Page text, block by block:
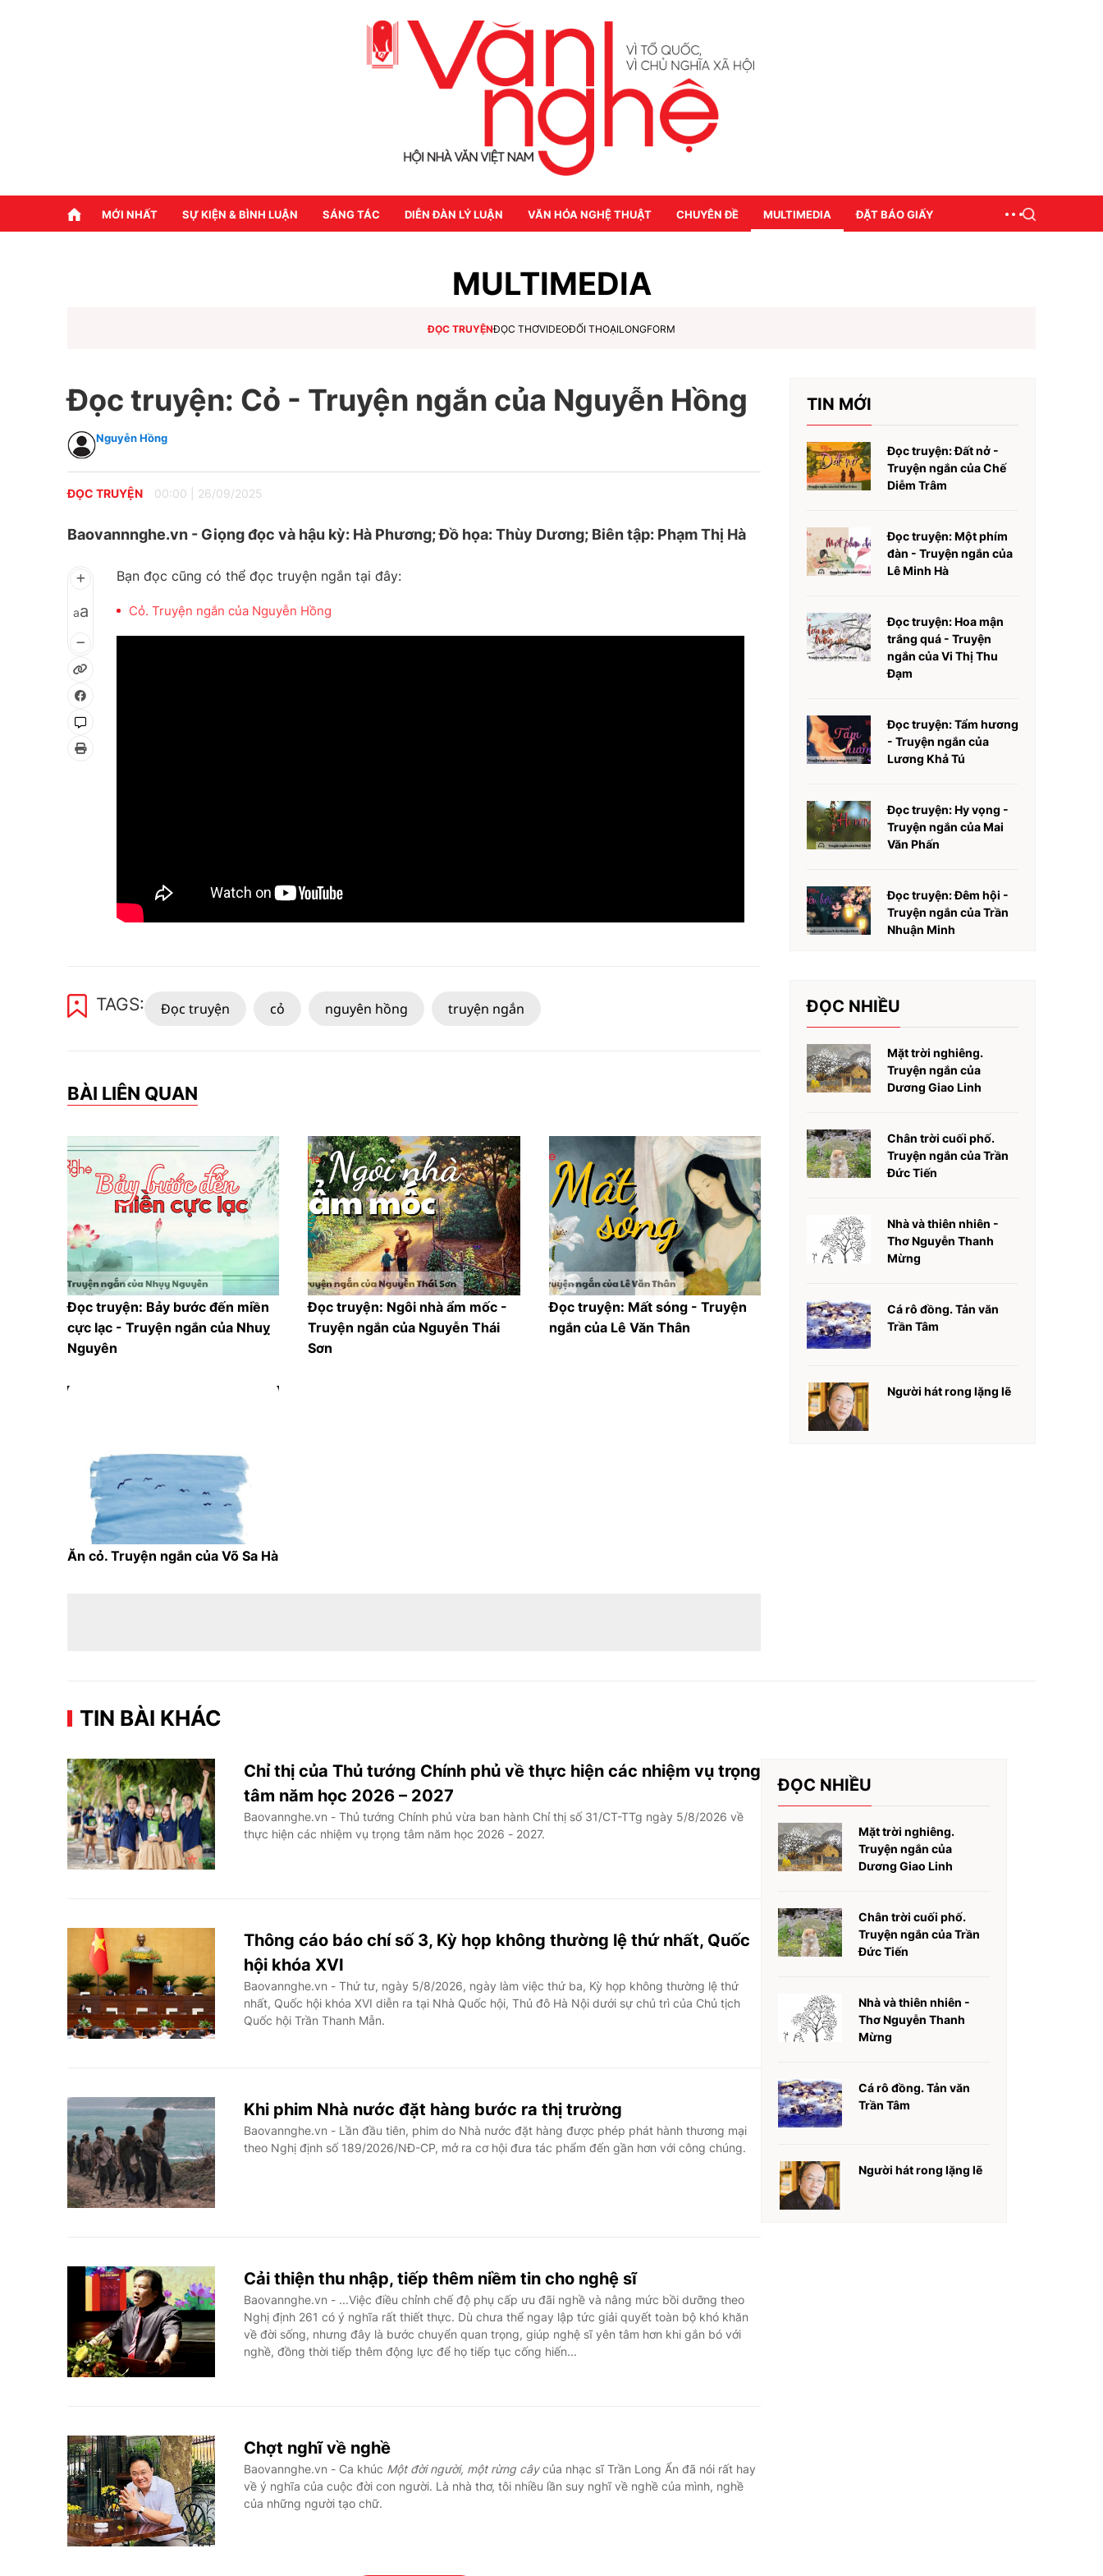
MỚI NHẤT SỰ KIỆN & BÌNH LUẬN SÁNG TÁC DIỄN ĐÀN LÝ LUẬN VĂN HÓA NGHỆ THUẬT CHUYÊN ĐỀ MULTIMEDIA ĐẶT BÁO GIẤY
MULTIMEDIA
ĐỌC TRUYỆNĐỌC THƠVIDEOĐỐI THOẠILONGFORM
Đọc truyện: Cỏ - Truyện ngắn của Nguyễn Hồng
Nguyễn Hồng
ĐỌC TRUYỆN 00:00 26/09/2025
Baovannnghe.vn - Giọng đọc và hậu kỳ: Hà Phương; Đồ họa: Thùy Dương; Biên tập: Phạm Thị Hà
aa
Bạn đọc cũng có thể đọc truyện ngắn tại đây:
Cỏ. Truyện ngắn của Nguyễn Hồng
TAGS: Đọc truyện cỏ nguyên hồng truyện ngắn
BÀI LIÊN QUAN
Đọc truyện: Bảy bước đến miền
cực lạc - Truyện ngắn của Nhuỵ
Nguyên
Đọc truyện: Ngôi nhà ẩm mốc -
Truyện ngắn của Nguyễn Thái
Sơn
Đọc truyện: Mất sóng - Truyện
ngắn của Lê Văn Thân
Ăn cỏ. Truyện ngắn của Võ Sa Hà
TIN MỚI
Đọc truyện: Đất nở -
Truyện ngắn của Chế
Diễm Trâm
Đọc truyện: Một phím
đàn - Truyện ngắn của
Lê Minh Hà
Đọc truyện: Hoa mận
trắng quá - Truyện
ngắn của Vi Thị Thu
Đạm
Đọc truyện: Tẩm hương
- Truyện ngắn của
Lương Khả Tú
Đọc truyện: Hy vọng -
Truyện ngắn của Mai
Văn Phấn
Đọc truyện: Đêm hội -
Truyện ngắn của Trần
Nhuận Minh
ĐỌC NHIỀU
Mặt trời nghiêng.
Truyện ngắn của
Dương Giao Linh
Chân trời cuối phố.
Truyện ngắn của Trần
Đức Tiến
Nhà và thiên nhiên -
Thơ Nguyễn Thanh
Mừng
Cá rô đồng. Tản văn
Trần Tâm
Người hát rong lặng lẽ
TIN BÀI KHÁC
Chỉ thị của Thủ tướng Chính phủ về thực hiện các nhiệm vụ trọng
tâm năm học 2026 – 2027
Baovannghe.vn - Thủ tướng Chính phủ vừa ban hành Chỉ thị số 31/CT-TTg ngày 5/8/2026 về
thực hiện các nhiệm vụ trọng tâm năm học 2026 - 2027.
Thông cáo báo chí số 3, Kỳ họp không thường lệ thứ nhất, Quốc
hội khóa XVI
Baovannghe.vn - Thứ tư, ngày 5/8/2026, ngày làm việc thứ ba, Kỳ họp không thường lệ thứ
nhất, Quốc hội khóa XVI diễn ra tại Nhà Quốc hội, Thủ đô Hà Nội dưới sự chủ trì của Chủ tịch
Quốc hội Trần Thanh Mẫn.
Khi phim Nhà nước đặt hàng bước ra thị trường
Baovannghe.vn - Lần đầu tiên, phim do Nhà nước đặt hàng được phép phát hành thương mại
theo Nghị định số 189/2026/NĐ-CP, mở ra cơ hội đưa tác phẩm đến gần hơn với công chúng.
Cải thiện thu nhập, tiếp thêm niềm tin cho nghệ sĩ
Baovannghe.vn - ...Việc điều chỉnh chế độ phụ cấp ưu đãi nghề và nâng mức bồi dưỡng theo
Nghị định 261 có ý nghĩa rất thiết thực. Dù chưa thể ngay lập tức giải quyết toàn bộ khó khăn
về đời sống, nhưng đây là bước chuyển quan trọng, giúp nghệ sĩ yên tâm hơn khi gắn bó với
nghề, đồng thời tiếp thêm động lực để họ tiếp tục cống hiến...
Chợt nghĩ về nghề
Baovannghe.vn - Ca khúc Một đời người, một rừng câycủa nhạc sĩ Trần Long Ẩn đã nói rất hay
về ý nghĩa của cuộc đời con người. Là nhà thơ, tôi nhiều lần suy nghĩ về nghề của mình, nghề
của những người tạo chữ.
ĐỌC NHIỀU
Mặt trời nghiêng.
Truyện ngắn của
Dương Giao Linh
Chân trời cuối phố.
Truyện ngắn của Trần
Đức Tiến
Nhà và thiên nhiên -
Thơ Nguyễn Thanh
Mừng
Cá rô đồng. Tản văn
Trần Tâm
Người hát rong lặng lẽ